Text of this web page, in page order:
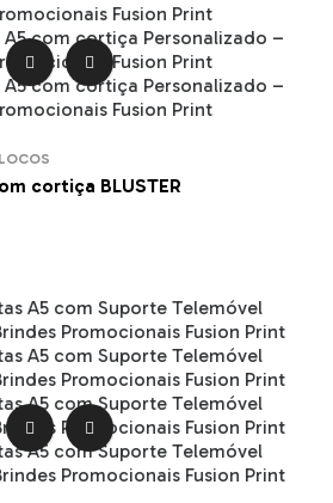
 
cortiça BLUSTER
 